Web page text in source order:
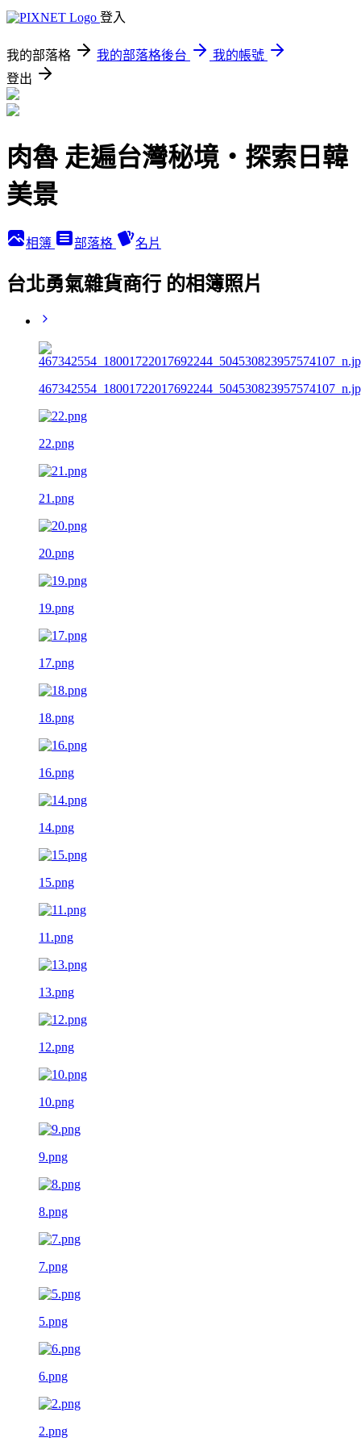
登入
我的部落格 我的部落格後台
我的帳號
登出
肉魯 走遍台灣秘境・探索日韓
美景
相簿 部落格 名片
台北勇氣雜貨商行 的相簿照片
22.png
21.png
20.png
19.png
17.png
18.png
16.png
14.png
15.png
11.png
13.png
12.png
10.png
9.png
8.png
7.png
5.png
6.png
2.png